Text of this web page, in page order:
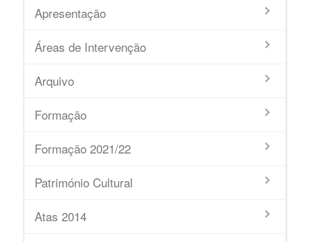
Apresentação
Áreas de Intervenção
Arquivo
Formação
Formação 2021/22
Património Cultural
Atas 2014